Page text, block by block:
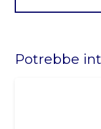
should
Potrebbe